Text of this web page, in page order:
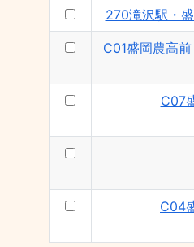
270滝沢駅・
C01盛岡農高
C07
C04